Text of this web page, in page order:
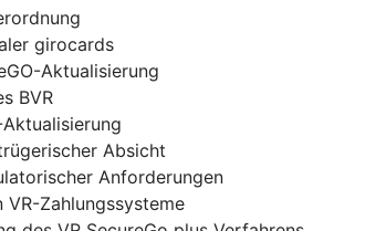
girocards
Aktualisierung
BVR
Absicht
Anforderungen
Zahlungssysteme